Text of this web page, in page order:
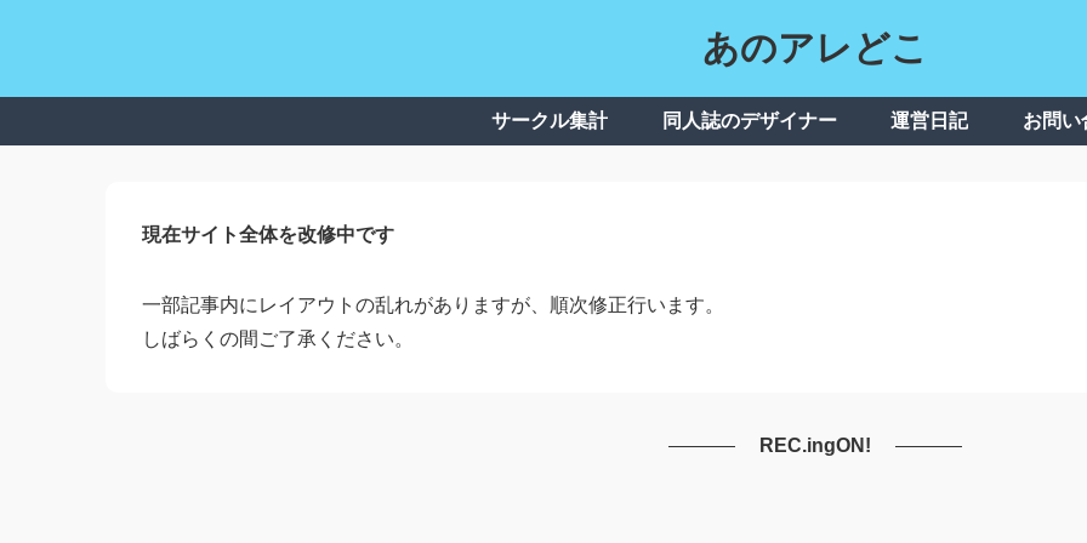
あのアレどこ
サークル集計 同人誌のデザイナー 運営日記 お問い
現在サイト全体を改修中です
一部記事内にレイアウトの乱れがありますが、順次修正行います。
しばらくの間ご了承ください。
REC.ingON!